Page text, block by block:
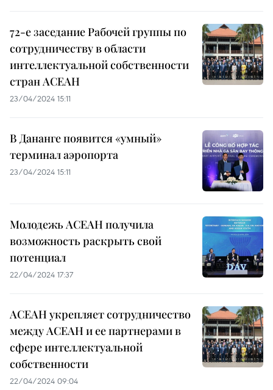
72-е заседание Рабочей группы по
сотрудничеству в области
интеллектуальной собственности
стран АСЕАН
23/04/2024 15:11
В Дананге появится «умный»
терминал аэропорта
23/04/2024 15:11
Молодежь АСЕАН получила
возможность раскрыть свой
потенциал
22/04/2024 17:37
АСЕАН укрепляет сотрудничество
между АСЕАН и ее партнерами в
сфере интеллектуальной
собственности
22/04/2024 09:04